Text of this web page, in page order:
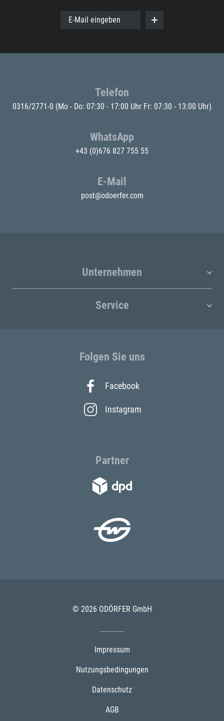
E-Mail eingeben
Telefon
0316/2771-0 (Mo - Do: 07:30 - 17:00 Uhr Fr: 07:30 - 13:00 Uhr)
WhatsApp
+43 (0)676 827 755 55
E-Mail
post@odoerfer.com
Unternehmen
Service
Folgen Sie uns
Facebook
Instagram
Partner
© 2026 ODÖRFER GmbH
Impressum
Nutzungsbedingungen
Datenschutz
AGB